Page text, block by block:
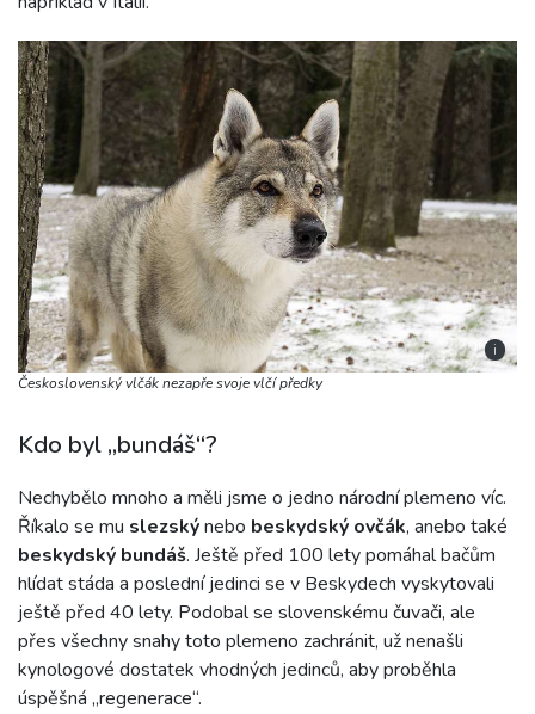
i
Československý vlčák nezapře svoje vlčí předky
Kdo byl „bundáš“?
Nechybělo mnoho a měli jsme o jedno národní plemeno víc.
Říkalo se mu slezskýnebo beskydský ovčák, anebo také
beskydský bundáš. Ještě před 100 lety pomáhal bačům
hlídat stáda a poslední jedinci se v Beskydech vyskytovali
ještě před 40 lety. Podobal se slovenskému čuvači, ale
přes všechny snahy toto plemeno zachránit, už nenašli
kynologové dostatek vhodných jedinců, aby proběhla
úspěšná „regenerace“.